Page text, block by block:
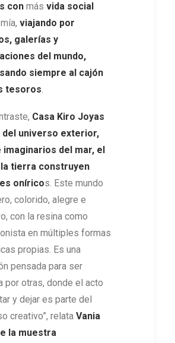
con más vida social
viajando por
galerías y
del mundo,
siempre al cajón
tesoros.
Casa Kiro Joyas
del universo exterior,
imaginarios del mar, el
tierra construyen
oníricos. Este mundo
colorido, alegre e
con la resina como
en múltiples formas
propias. Es una
pensada para ser
por otras, donde el acto
y dejar es parte del
creativo”, relata Vania
la muestra